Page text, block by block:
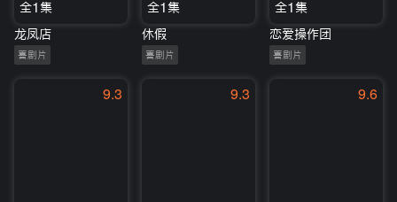
全1集
龙凤店
喜剧片
全1集
休假
喜剧片
全1集
恋爱操作团
喜剧片
9.3 9.3 9.6